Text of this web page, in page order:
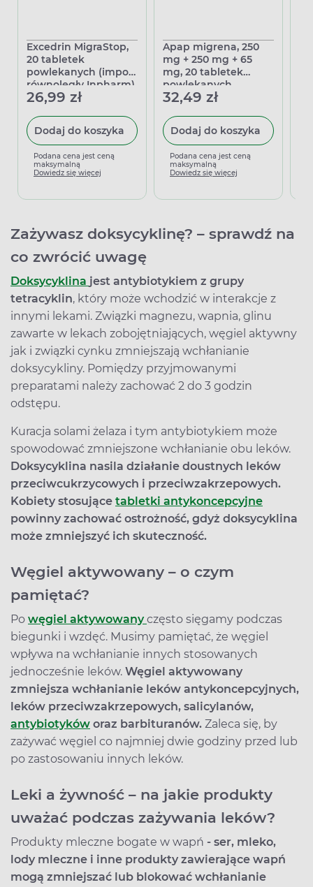
Excedrin MigraStop,
20 tabletek
powlekanych (import
równoległy Inpharm)
26,99 zł
Dodaj do koszyka
Podana cena jest ceną
maksymalną
Dowiedz się więcej
Apap migrena, 250
mg + 250 mg + 65
mg, 20 tabletek
powlekanych
32,49 zł
Dodaj do koszyka
Podana cena jest ceną
maksymalną
Dowiedz się więcej
Zażywasz doksycyklinę? – sprawdź na
co zwrócić uwagę
Doksycyklina jest antybiotykiem z grupy
tetracyklin, który może wchodzić w interakcje z
innymi lekami. Związki magnezu, wapnia, glinu
zawarte w lekach zobojętniających, węgiel aktywny
jak i związki cynku zmniejszają wchłanianie
doksycykliny. Pomiędzy przyjmowanymi
preparatami należy zachować 2 do 3 godzin
odstępu.
Kuracja solami żelaza i tym antybiotykiem może
spowodować zmniejszone wchłanianie obu leków.
Doksycyklina nasila działanie doustnych leków
przeciwcukrzycowych i przeciwzakrzepowych.
Kobiety stosujące tabletki antykoncepcyjne
powinny zachować ostrożność, gdyż doksycyklina
może zmniejszyć ich skuteczność.
Węgiel aktywowany – o czym
pamiętać?
Po węgiel aktywowanyczęsto sięgamy podczas
biegunki i wzdęć. Musimy pamiętać, że węgiel
wpływa na wchłanianie innych stosowanych
jednocześnie leków. Węgiel aktywowany
zmniejsza wchłanianie leków antykoncepcyjnych,
leków przeciwzakrzepowych, salicylanów,
antybiotyków oraz barbituranów. Zaleca się, by
zażywać węgiel co najmniej dwie godziny przed lub
po zastosowaniu innych leków.
Leki a żywność – na jakie produkty
uważać podczas zażywania leków?
Produkty mleczne bogate w wapń - ser, mleko,
lody mleczne i inne produkty zawierające wapń
mogą zmniejszać lub blokować wchłanianie